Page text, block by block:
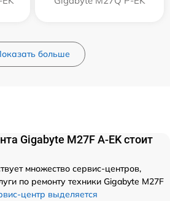
больше
Gigabyte M27F A-EK стоит
множество сервис-центров,
по ремонту техники Gigabyte M27F
центр выделяется